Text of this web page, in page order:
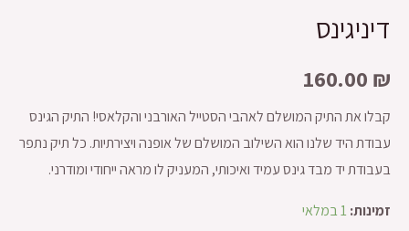
דיניגינס
160.00 ₪
קבלו את התיק המושלם לאהבי הסטייל האורבני והקלאסי! התיק הגינס
עבודת היד שלנו הוא השילוב המושלם של אופנה ויצירתיות. כל תיק נתפר
בעבודת יד מבד גינס עמיד ואיכותי, המעניק לו מראה ייחודי ומודרני.
זמינות: 1 במלאי